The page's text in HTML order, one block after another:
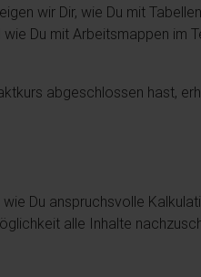
wir Dir, wie Du mit
Du mit Arbeitsmappen im
abgeschlossen hast,
wie Du anspruchsvolle
alle Inhalte